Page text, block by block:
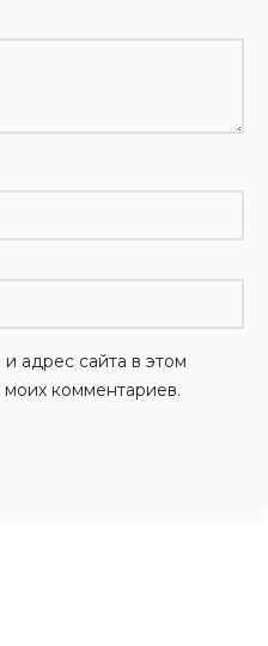
адрес сайта в этом
комментариев.